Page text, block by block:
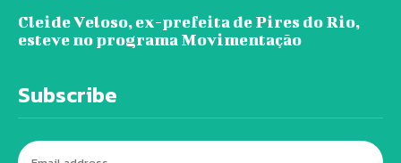
Cleide Veloso, ex-prefeita de Pires do Rio,
esteve no programa Movimentação
Subscribe